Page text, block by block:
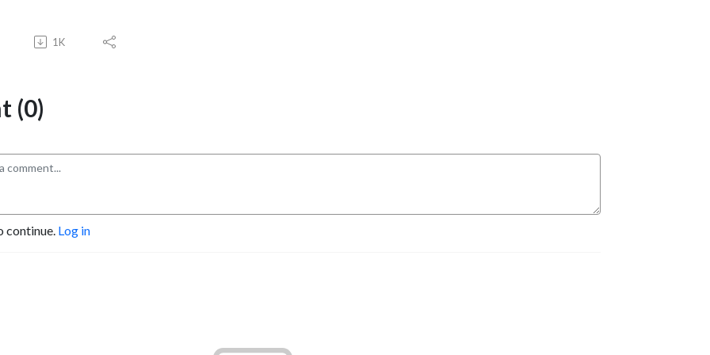
1K
(0)
continue. Log in